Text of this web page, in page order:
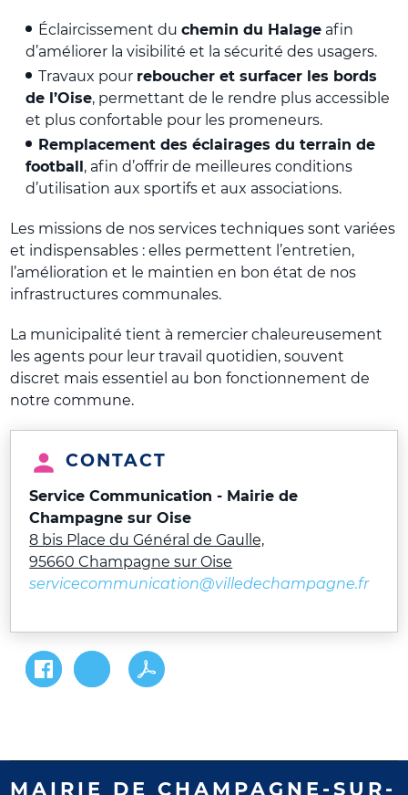
Éclaircissement duchemin du Halage afin
d’améliorer la visibilité et la sécurité des usagers.
Travaux pour reboucher et surfacer les bords
de l’Oise, permettant de le rendre plus accessible
et plus confortable pour les promeneurs.
Remplacement des éclairages du terrain de
football , afin d’offrir de meilleures conditions
d’utilisation aux sportifs et aux associations.
Les missions de nos services techniques sont variées
et indispensables : elles permettent l’entretien,
l’amélioration et le maintien en bon état de nos
infrastructures communales.
La municipalité tient à remercier chaleureusement
les agents pour leur travail quotidien, souvent
discret mais essentiel au bon fonctionnement de
notre commune.
CONTACT
Service Communication - Mairie de
Champagne sur Oise
8 bis Place du Général de Gaulle,
95660 Champagne sur Oise
servicecommunication@villedechampagne.fr
MAIRIE DE CHAMPAGNE-SUR-